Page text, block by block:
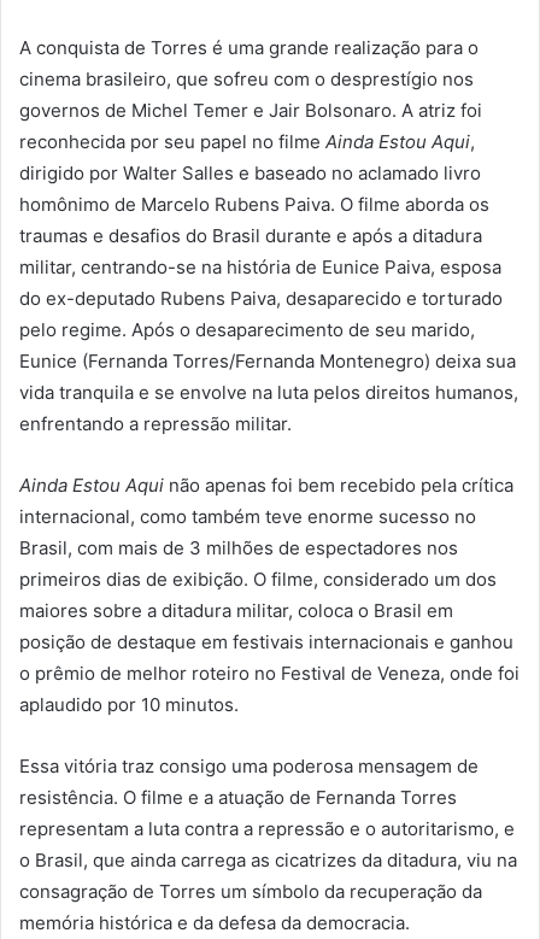
A conquista de Torres é uma grande realização para o
cinema brasileiro, que sofreu com o desprestígio nos
governos de Michel Temer e Jair Bolsonaro. A atriz foi
reconhecida por seu papel no filme Ainda Estou Aqui,
dirigido por Walter Salles e baseado no aclamado livro
homônimo de Marcelo Rubens Paiva. O filme aborda os
traumas e desafios do Brasil durante e após a ditadura
militar, centrando-se na história de Eunice Paiva, esposa
do ex-deputado Rubens Paiva, desaparecido e torturado
pelo regime. Após o desaparecimento de seu marido,
Eunice (Fernanda Torres/Fernanda Montenegro) deixa sua
vida tranquila e se envolve na luta pelos direitos humanos,
enfrentando a repressão militar.
Ainda Estou Aqui não apenas foi bem recebido pela crítica
internacional, como também teve enorme sucesso no
Brasil, com mais de 3 milhões de espectadores nos
primeiros dias de exibição. O filme, considerado um dos
maiores sobre a ditadura militar, coloca o Brasil em
posição de destaque em festivais internacionais e ganhou
o prêmio de melhor roteiro no Festival de Veneza, onde foi
aplaudido por 10 minutos.
Essa vitória traz consigo uma poderosa mensagem de
resistência. O filme e a atuação de Fernanda Torres
representam a luta contra a repressão e o autoritarismo, e
o Brasil, que ainda carrega as cicatrizes da ditadura, viu na
consagração de Torres um símbolo da recuperação da
memória histórica e da defesa da democracia.